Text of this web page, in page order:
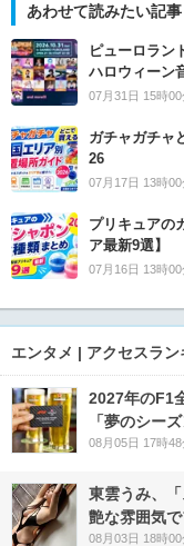
あわせて読みたい記事
ピューロラン
ハロウィーン
07月31日 15時00
ガチャガチャ
26
07月17日 13時00
プリキュアの
ア最新9選】
07月16日 13時00
エンタメ | アクセスラン
2027年のF1
「夢のシー
08月05日 17時48
東雲うみ、
艶な雰囲気で
08月03日 18時00